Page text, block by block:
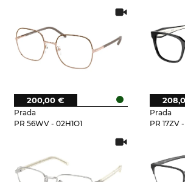
Prada
PR 56WV - 02H1O1
200,00 €
Prada
PR 17ZV -